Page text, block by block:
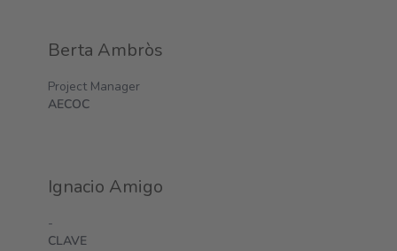
Berta Ambròs
Project Manager
AECOC
Ignacio Amigo
-
CLAVE